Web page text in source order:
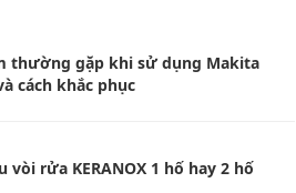
thường gặp khi sử dụng Makita
cách khắc phục
vòi rửa KERANOX 1 hố hay 2 hố